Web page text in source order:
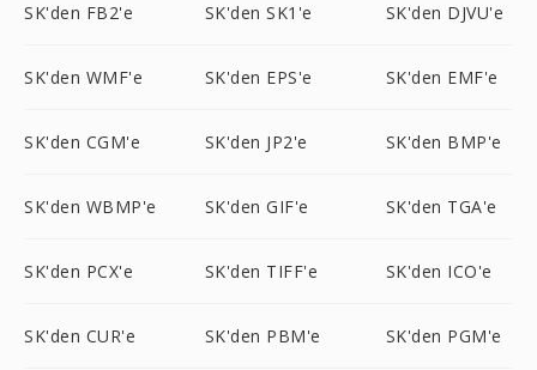
SK'den FB2'e SK'den SK1'e SK'den DJVU'e
SK'den WMF'e SK'den EPS'e SK'den EMF'e
SK'den CGM'e SK'den JP2'e SK'den BMP'e
SK'den WBMP'e SK'den GIF'e SK'den TGA'e
SK'den PCX'e SK'den TIFF'e SK'den ICO'e
SK'den CUR'e SK'den PBM'e SK'den PGM'e